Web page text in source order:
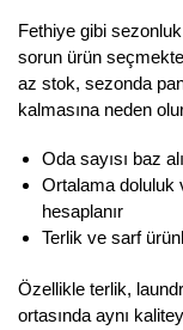
Fethiye gibi
sorun ürün
az stok, sezonda
kalmasına neden
Oda sayısı baz
Ortalama doluluk
hesaplanır
Terlik ve sarf
Özellikle terlik,
ortasında aynı